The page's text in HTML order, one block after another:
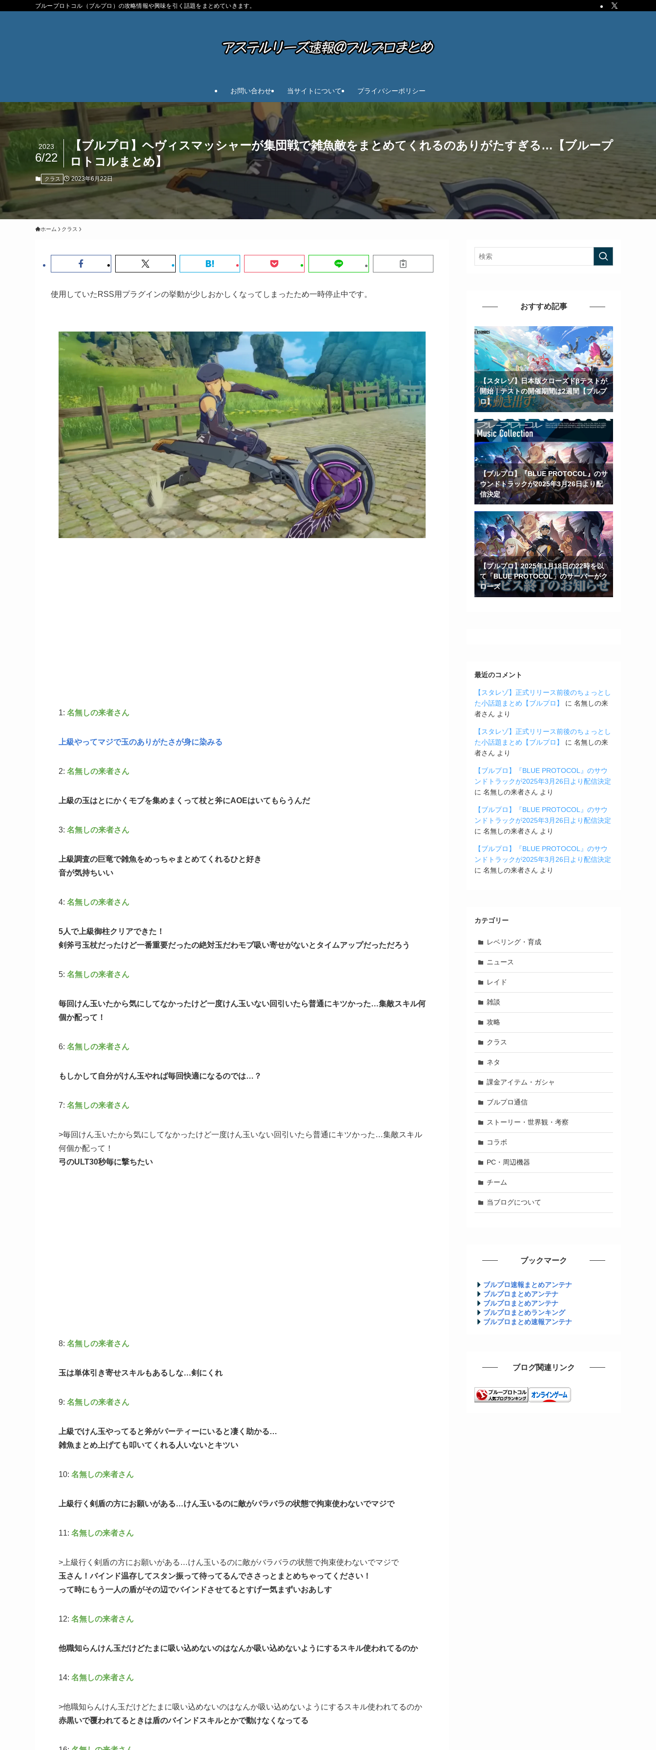
ブループロトコル（ブルプロ）の攻略情報や興味を引く話題をまとめていきます。
お問い合わせ 当サイトについて プライバシーポリシー
【ブルプロ】ヘヴィスマッシャーが集団戦で雑魚敵をまとめてくれるのありがたすぎる…【ブループ
ロトコルまとめ】
2023
6/22
クラス 2023年6月22日
ホーム クラス
使用していたRSS用プラグインの挙動が少しおかしくなってしまったため一時停止中です。
1: 名無しの来者さん
上級やってマジで玉のありがたさが身に染みる
2: 名無しの来者さん
上級の玉はとにかくモブを集めまくって杖と斧にAOEはいてもらうんだ
3: 名無しの来者さん
上級調査の巨竜で雑魚をめっちゃまとめてくれるひと好き
音が気持ちいい
4: 名無しの来者さん
5人で上級御柱クリアできた！
剣斧弓玉杖だったけど一番重要だったの絶対玉だわモブ吸い寄せがないとタイムアップだっただろう
5: 名無しの来者さん
毎回けん玉いたから気にしてなかったけど一度けん玉いない回引いたら普通にキツかった…集敵スキル何
個か配って！
6: 名無しの来者さん
もしかして自分がけん玉やれば毎回快適になるのでは…？
7: 名無しの来者さん
>毎回けん玉いたから気にしてなかったけど一度けん玉いない回引いたら普通にキツかった…集敵スキル
何個か配って！
弓のULT30秒毎に撃ちたい
8: 名無しの来者さん
玉は単体引き寄せスキルもあるしな…剣にくれ
9: 名無しの来者さん
上級でけん玉やってると斧がパーティーにいると凄く助かる…
雑魚まとめ上げても叩いてくれる人いないとキツい
10: 名無しの来者さん
上級行く剣盾の方にお願いがある…けん玉いるのに敵がバラバラの状態で拘束使わないでマジで
11: 名無しの来者さん
>上級行く剣盾の方にお願いがある…けん玉いるのに敵がバラバラの状態で拘束使わないでマジで
玉さん！バインド温存してスタン振って待ってるんでささっとまとめちゃってください！
って時にもう一人の盾がその辺でバインドさせてるとすげー気まずいおあしす
12: 名無しの来者さん
他職知らんけん玉だけどたまに吸い込めないのはなんか吸い込めないようにするスキル使われてるのか
14: 名無しの来者さん
>他職知らんけん玉だけどたまに吸い込めないのはなんか吸い込めないようにするスキル使われてるのか
赤黒いで覆われてるときは盾のバインドスキルとかで動けなくなってる
おすすめ記事
【スタレゾ】日本版クローズドβテストが
開始｜テストの開催期間は2週間【ブルプ
ロ】
【ブルプロ】『BLUE PROTOCOL』のサ
ウンドトラックが2025年3月26日より配
信決定
【ブルプロ】2025年1月18日の22時を以
て「BLUE PROTOCOL」のサーバーがク
ローズ
最近のコメント
【スタレゾ】正式リリース前後のちょっとし
た小話題まとめ【ブルプロ】
に 名無しの来
者さん より
【スタレゾ】正式リリース前後のちょっとし
た小話題まとめ【ブルプロ】
に 名無しの来
者さん より
【ブルプロ】『BLUE PROTOCOL』のサウ
ンドトラックが2025年3月26日より配信決定
に 名無しの来者さん より
【ブルプロ】『BLUE PROTOCOL』のサウ
ンドトラックが2025年3月26日より配信決定
に 名無しの来者さん より
【ブルプロ】『BLUE PROTOCOL』のサウ
ンドトラックが2025年3月26日より配信決定
に 名無しの来者さん より
カテゴリー
レベリング・育成
ニュース
レイド
雑談
攻略
クラス
ネタ
課金アイテム・ガシャ
ブルプロ通信
ストーリー・世界観・考察
コラボ
PC・周辺機器
チーム
当ブログについて
ブックマーク
ブルプロ速報まとめアンテナ
ブルプロまとめアンテナ
ブルプロまとめアンテナ
ブルプロまとめランキング
ブルプロまとめ速報アンテナ
ブログ関連リンク